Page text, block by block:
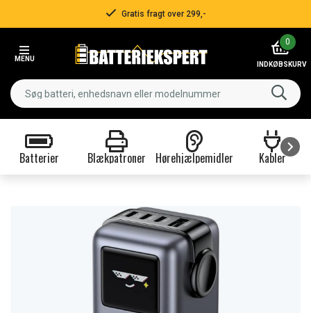
Gratis fragt over 299,-
MENU
0
INDKØBSKURV
Batterier Blækpatroner Hørehjælpemidler Kabler